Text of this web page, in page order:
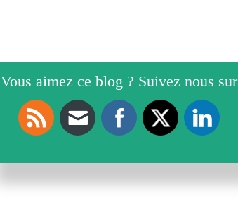
Vous aimez ce blog ? Suivez nous sur